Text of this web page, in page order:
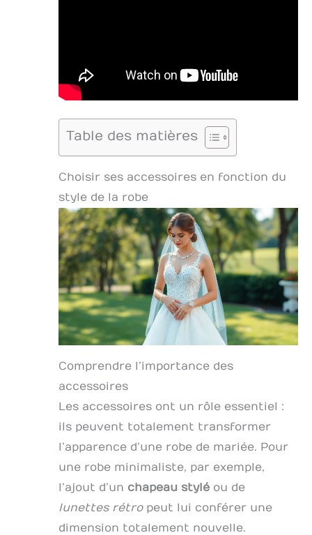
Table des matières
Choisir ses accessoires en fonction du
style de la robe
Comprendre l’importance des
accessoires
Les accessoires ont un rôle essentiel :
ils peuvent totalement transformer
l’apparence d’une robe de mariée. Pour
une robe minimaliste, par exemple,
l’ajout d’un chapeau stylé ou de
lunettes rétropeut lui conférer une
dimension totalement nouvelle.